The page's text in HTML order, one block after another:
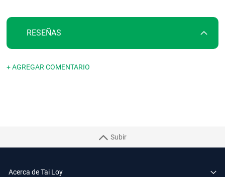
RESEÑAS
+ AGREGAR COMENTARIO
Subir
Acerca de Tai Loy